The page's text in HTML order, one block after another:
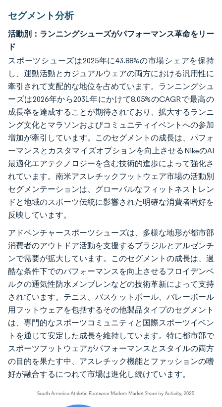
セグメント分析
活動別：ランニングシューズがパフォーマンス革命をリー
ド
スポーツシューズは2025年に43.88%の市場シェアを保持
し、運動活動とカジュアルウェアの両方における汎用性に
牽引されて支配的な地位を占めています。ランニングシュ
ーズは2026年から2031年にかけて8.05%のCAGRで最高の
成長率を達成することが期待されており、拡大するランニ
ング文化とマラソンおよびコミュニティイベントへの参加
増加が牽引しています。このセグメントの成長は、パフォ
ーマンスとカスタマイズオプションを向上させるNikeのAI
最適化エアテクノロジーを含む技術的進歩によって強化さ
れています。南米アスレチックフットウェア市場の活動別
セグメンテーションは、グローバルなフィットネストレン
ドと地域のスポーツ伝統に影響された明確な消費者嗜好を
反映しています。
アドベンチャースポーツシューズは、多様な地形が都市部
消費者のアウトドア活動を支援するブラジルとアルゼンチ
ンで需要が拡大しています。このセグメントの成長は、過
酷な条件下でのパフォーマンスを向上させるフロイデンベ
ルクの通気性防水メンブレンなどの技術革新によって支持
されています。テニス、バスケットボール、バレーボール
用フットウェアを包括するその他製品タイプのセグメント
は、専門的なスポーツコミュニティと国際スポーツイベン
トを通じて安定した成長を維持しています。特に都市部で
スポーツフットウェアがパフォーマンスとスタイルの両方
の目的を果たす中、アスレチック機能とファッションの嗜
好が融合するにつれて市場は進化し続けています。